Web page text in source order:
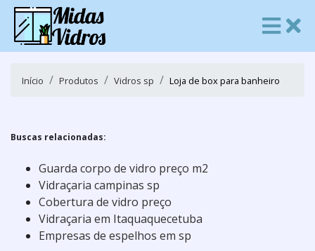
Início Produtos Vidros sp Loja de box para banheiro
Buscas relacionadas:
Guarda corpo de vidro preço m2
Vidraçaria campinas sp
Cobertura de vidro preço
Vidraçaria em Itaquaquecetuba
Empresas de espelhos em sp